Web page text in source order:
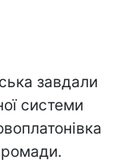
завдали
системи